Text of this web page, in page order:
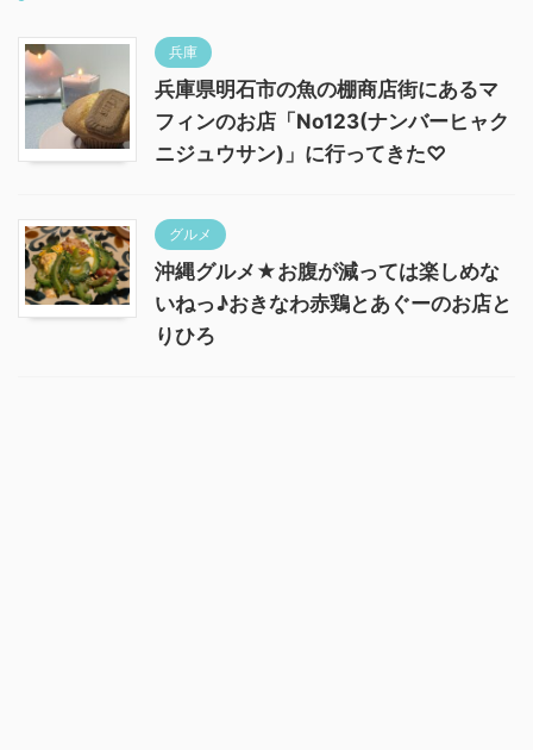
兵庫
兵庫県明石市の魚の棚商店街にあるマ
フィンのお店「No123(ナンバーヒャク
ニジュウサン)」に行ってきた♡
グルメ
沖縄グルメ★お腹が減っては楽しめな
いねっ♪おきなわ赤鶏とあぐーのお店と
りひろ